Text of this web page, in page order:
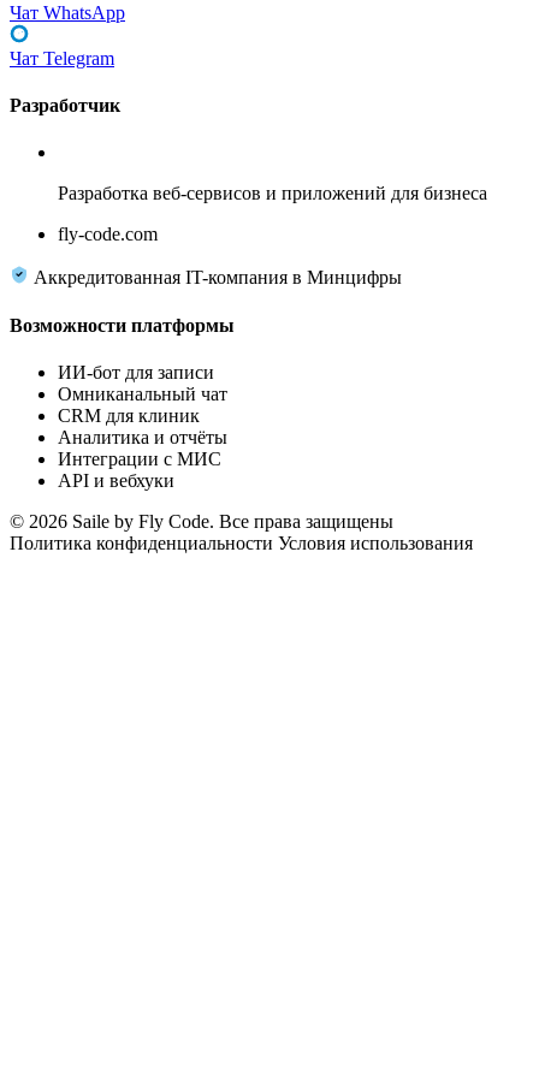
Чат WhatsApp
Чат Telegram
Разработчик
Разработка веб-сервисов и приложений для бизнеса
fly-code.com
Аккредитованная IT-компания в Минцифры
Возможности платформы
ИИ-бот для записи
Омниканальный чат
CRM для клиник
Аналитика и отчёты
Интеграции с МИС
API и вебхуки
© 2026 Saile by Fly Code. Все права защищены
Политика конфиденциальности Условия использования